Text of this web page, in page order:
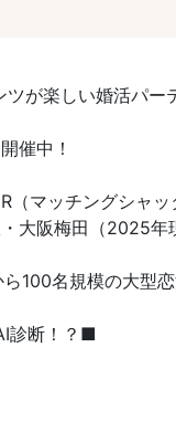
が楽しい婚活パ
催中！
（マッチングシャ
大阪梅田（2025年
100名規模の大型
診断！？■